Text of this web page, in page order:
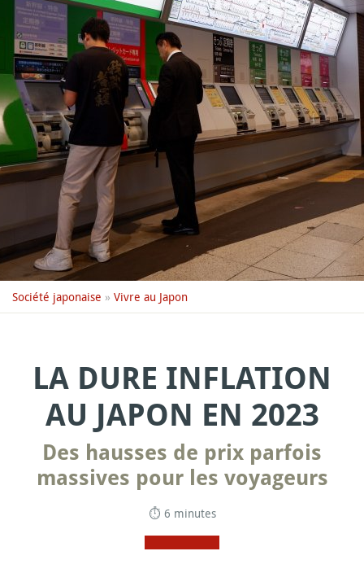
Société japonaise » Vivre au Japon
LA DURE INFLATION
AU JAPON EN 2023
Des hausses de prix parfois
massives pour les voyageurs
⏱ 6 minutes